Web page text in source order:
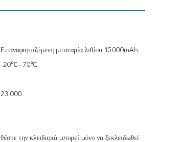
Επαναφορτιζόμενη μπαταρία λιθίου 15000mAh
-20℃--70℃
23.000
θέστε την κλειδαριά μπορεί μόνο να ξεκλειδωθεί